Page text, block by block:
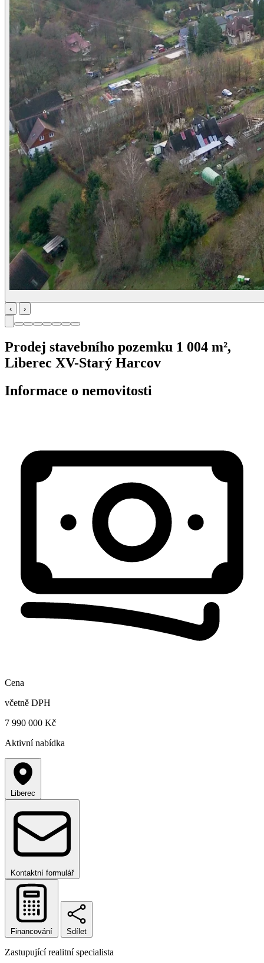
‹ ›
Prodej stavebního pozemku 1 004 m²,
Liberec XV-Starý Harcov
Informace o nemovitosti
Cena
včetně DPH
7 990 000 Kč
Aktivní nabídka
Liberec
Kontaktní formulář
Financování Sdílet
Zastupující realitní specialista